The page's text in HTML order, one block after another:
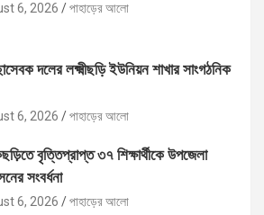
6, 2026 পাহাড়ের আলো
দলের লক্ষ্মীছড়ি ইউনিয়ন শাখার সাংগঠনিক
6, 2026 পাহাড়ের আলো
বৃত্তিপ্রাপ্ত ৩৭ শিক্ষার্থীকে উপজেলা
সংবর্ধনা
6, 2026 পাহাড়ের আলো